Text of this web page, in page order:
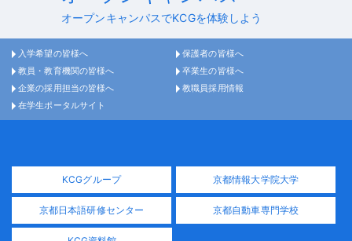
オープンキャンパスでKCGを体験しよう
入学希望の皆様へ
保護者の皆様へ
教員・教育機関の皆様へ
卒業生の皆様へ
企業の採用担当の皆様へ
教職員採用情報
在学生ポータルサイト
KCGグループ 京都情報大学院大学
京都日本語研修センター 京都自動車専門学校